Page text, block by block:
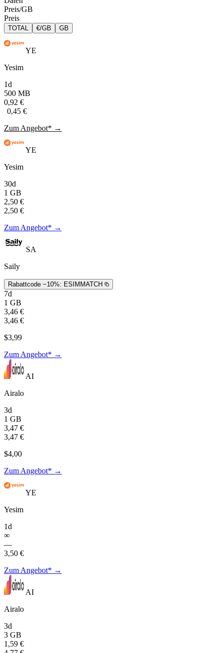
Preis/GB
Preis
TOTAL €/GB GB
YE
Yesim
1d
500 MB
0,92 €
0,45 €
Zum Angebot* →
YE
Yesim
30d
1 GB
2,50 €
2,50 €
Zum Angebot* →
SA
Saily
Rabattcode −10%: ESIMMATCH
7d
1 GB
3,46 €
3,46 €
$3,99
Zum Angebot* →
AI
Airalo
3d
1 GB
3,47 €
3,47 €
$4,00
Zum Angebot* →
YE
Yesim
1d
∞
—
3,50 €
Zum Angebot* →
AI
Airalo
3d
3 GB
1,59 €